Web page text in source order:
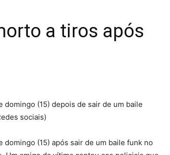
a tiros após
(15) depois de sair de um baile
sociais)
(15) após sair de um baile funk no